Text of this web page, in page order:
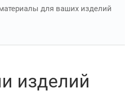
для ваших изделий
изделий